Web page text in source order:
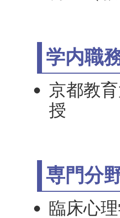
学内職
京都教
授
専門分
臨床心